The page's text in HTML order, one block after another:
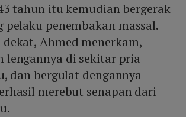
tahun itu kemudian bergerak
pelaku penembakan massal.
Ahmed menerkam,
lengannya di sekitar pria
dan bergulat dengannya
merebut senapan dari